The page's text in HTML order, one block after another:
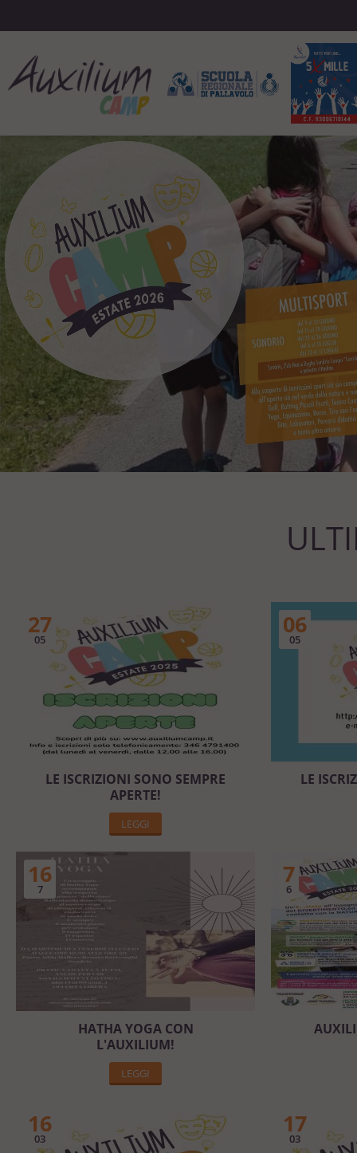
27
05
LE ISCRIZIONI SONO SEMPRE
APERTE!
LEGGI
06
05
LE
16
7
HATHA YOGA CON
L'AUXILIUM!
LEGGI
7
6
16
03
17
03